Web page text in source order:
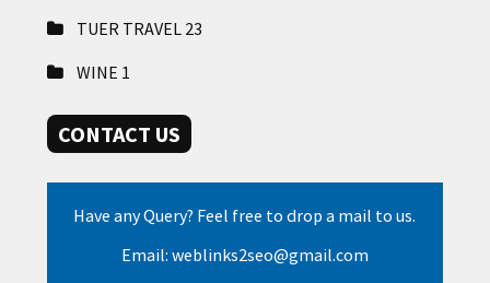
TUER TRAVEL 23
WINE 1
CONTACT US
Have any Query? Feel free to drop a mail to us.
Email: weblinks2seo@gmail.com